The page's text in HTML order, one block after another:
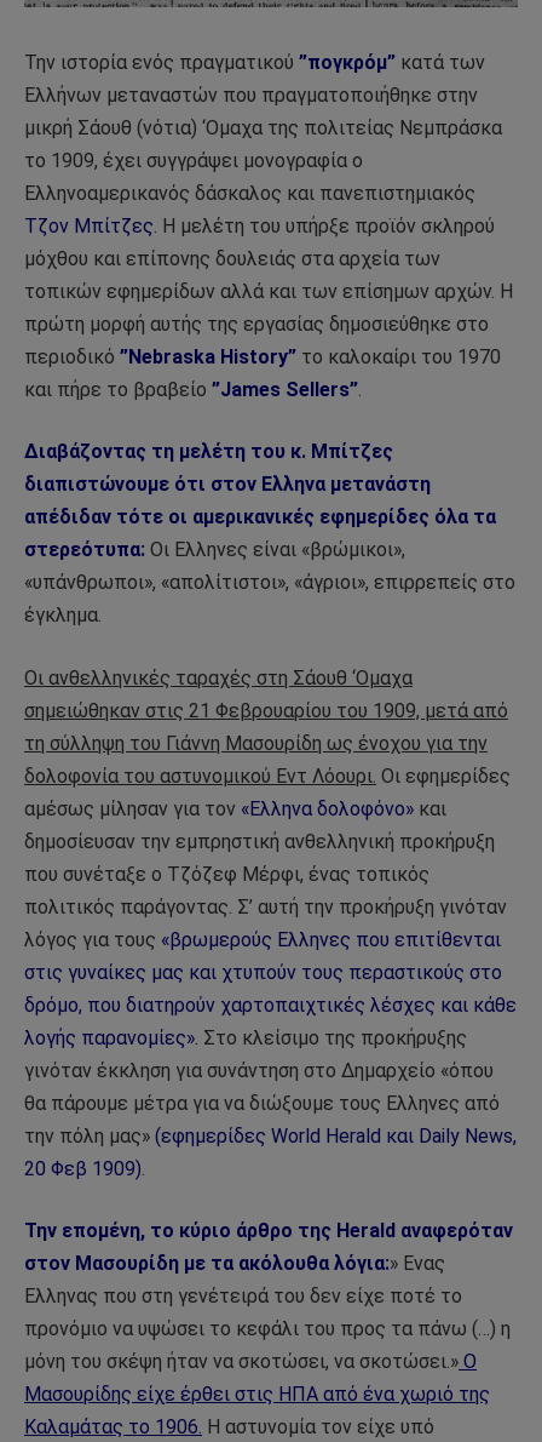
Την ιστορία ενός πραγματικού ”πογκρόμ” κατά των
Ελλήνων μεταναστών που πραγματοποιήθηκε στην
μικρή Σάουθ (νότια) ‘Ομαχα της πολιτείας Νεμπράσκα
το 1909, έχει συγγράψει μονογραφία ο
Ελληνοαμερικανός δάσκαλος και πανεπιστημιακός
Τζον Μπίτζες Η μελέτη του υπήρξε προϊόν σκληρού
μόχθου και επίπονης δουλειάς στα αρχεία των
τοπικών εφημερίδων αλλά και των επίσημων αρχών. Η
πρώτη μορφή αυτής της εργασίας δημοσιεύθηκε στο
περιοδικό ”Nebraska History” το καλοκαίρι του 1970
και πήρε το βραβείο ”James Sellers”
Διαβάζοντας τη μελέτη του κ. Μπίτζες
διαπιστώνουμε ότι στον Ελληνα μετανάστη
απέδιδαν τότε οι αμερικανικές εφημερίδες όλα τα
στερεότυπα: Οι Ελληνες είναι «βρώμικοι»,
«υπάνθρωποι», «απολίτιστοι», «άγριοι», επιρρεπείς στο
έγκλημα.
Οι ανθελληνικές ταραχές στη Σάουθ ‘Ομαχα
σημειώθηκαν στις 21 Φεβρουαρίου του 1909, μετά από
τη σύλληψη του Γιάννη Μασουρίδη ως ένοχου για την
δολοφονία του αστυνομικού Εντ Λόουρι. Οι εφημερίδες
αμέσως μίλησαν για τον «Ελληνα δολοφόνο» και
δημοσίευσαν την εμπρηστική ανθελληνική προκήρυξη
που συνέταξε ο Τζόζεφ Μέρφι, ένας τοπικός
πολιτικός παράγοντας. Σ’ αυτή την προκήρυξη γινόταν
λόγος για τους «βρωμερούς Ελληνες που επιτίθενται
στις γυναίκες μας και χτυπούν τους περαστικούς στο
δρόμο, που διατηρούν χαρτοπαιχτικές λέσχες και κάθε
λογής παρανομίες». Στο κλείσιμο της προκήρυξης
γινόταν έκκληση για συνάντηση στο Δημαρχείο «όπου
θα πάρουμε μέτρα για να διώξουμε τους Ελληνες από
την πόλη μας» (εφημερίδες World Herald και Daily News,
20 Φεβ 1909)
Την επομένη, το κύριο άρθρο της Herald αναφερόταν
στον Μασουρίδη με τα ακόλουθα λόγια:» Ενας
Ελληνας που στη γενέτειρά του δεν είχε ποτέ το
προνόμιο να υψώσει το κεφάλι του προς τα πάνω (…) η
μόνη του σκέψη ήταν να σκοτώσει, να σκοτώσει.» Ο
Μασουρίδης είχε έρθει στις ΗΠΑ από ένα χωριό της
Καλαμάτας το 1906. Η αστυνομία τον είχε υπό